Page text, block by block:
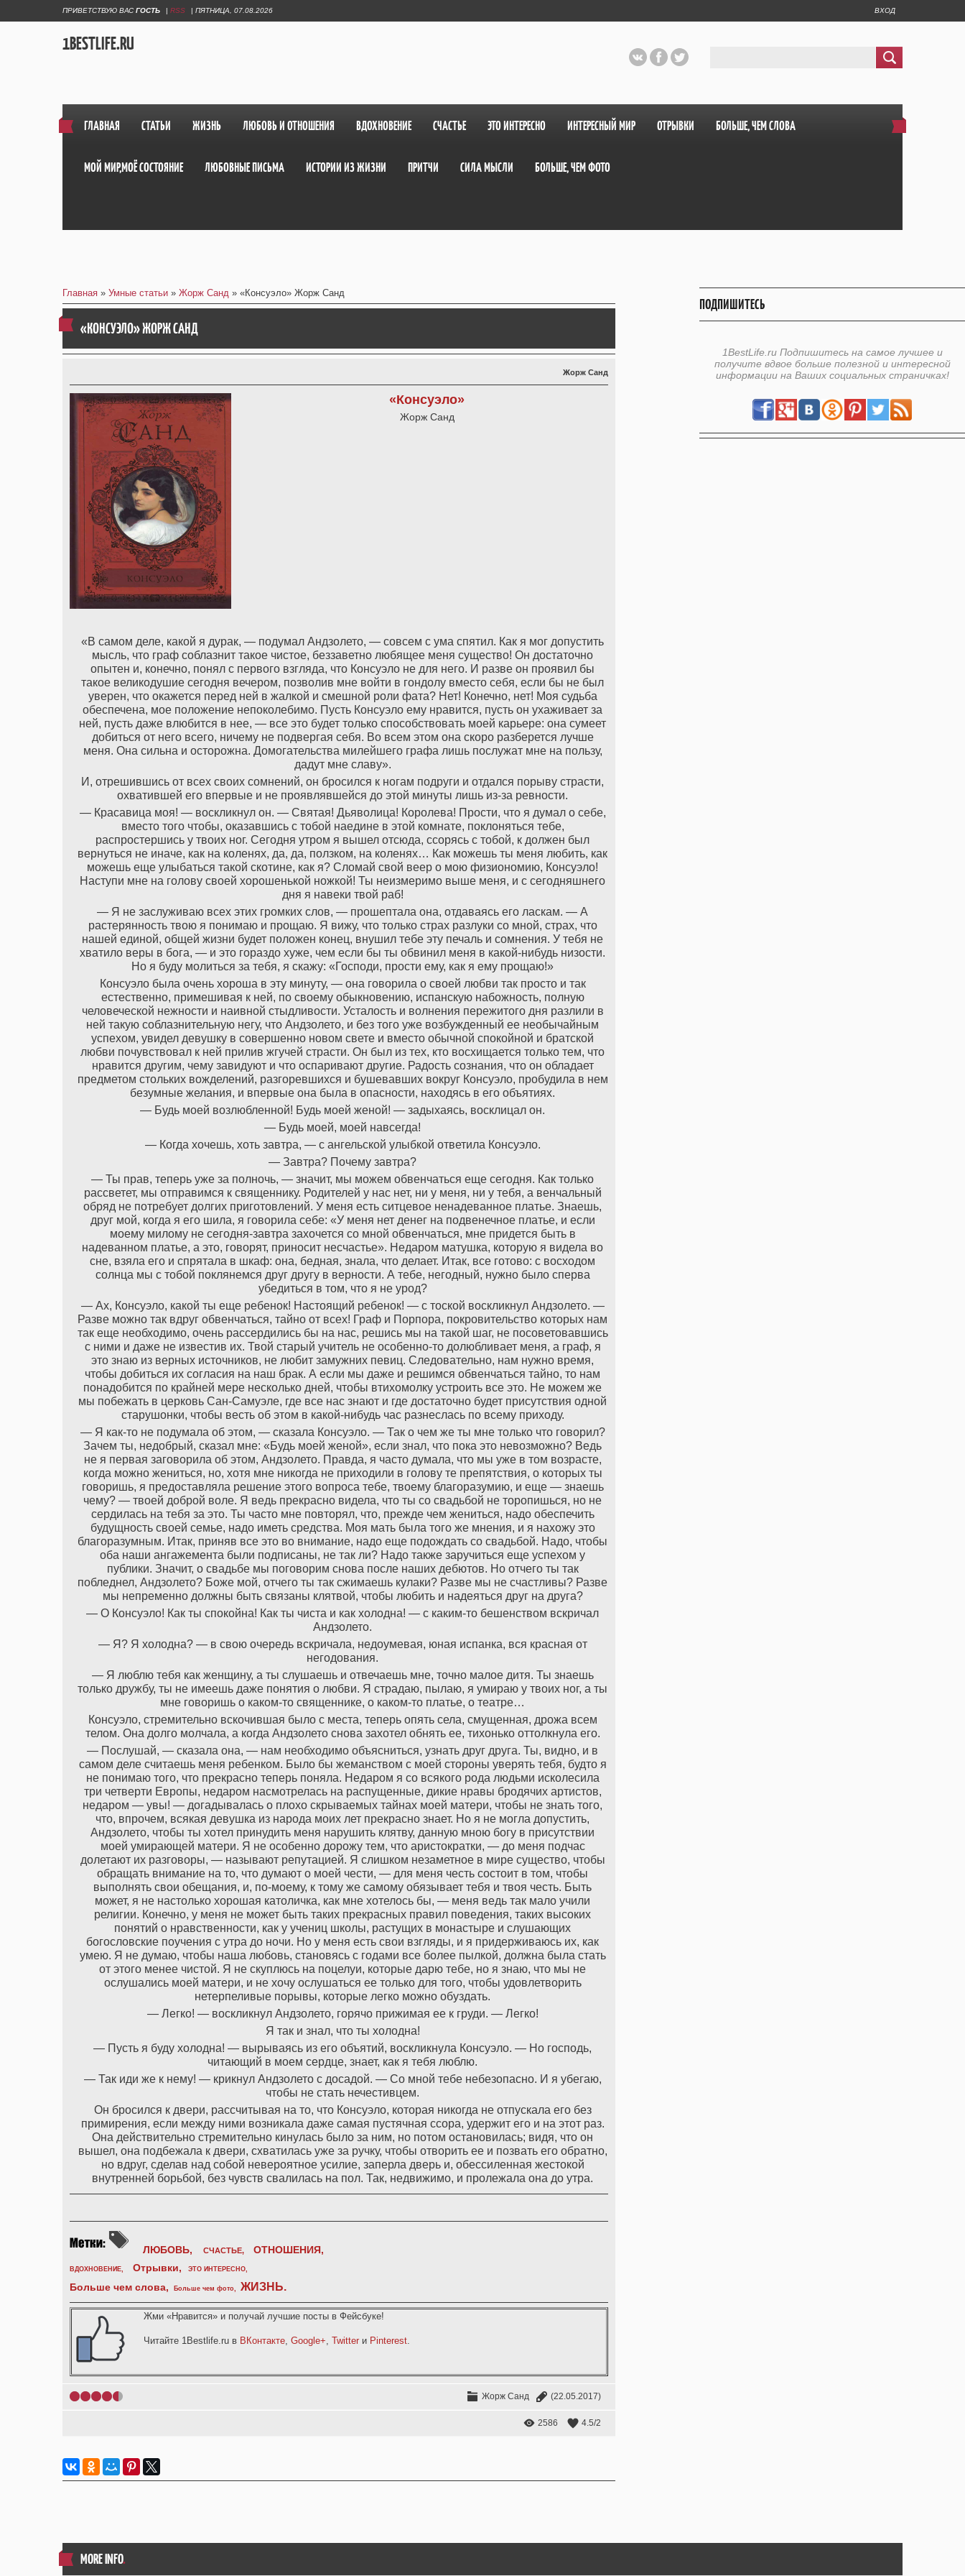
ПРИВЕТСТВУЮ ВАС ГОСТЬ | RSS | ПЯТНИЦА, 07.08.2026 ВХОД
1BESTLIFE.RU
ГЛАВНАЯ СТАТЬИ ЖИЗНЬ ЛЮБОВЬ И ОТНОШЕНИЯ ВДОХНОВЕНИЕ СЧАСТЬЕ ЭТО ИНТЕРЕСНО ИНТЕРЕСНЫЙ МИР ОТРЫВКИ БОЛЬШЕ, ЧЕМ СЛОВА
МОЙ МИР,МОЁ СОСТОЯНИЕ ЛЮБОВНЫЕ ПИСЬМА ИСТОРИИ ИЗ ЖИЗНИ ПРИТЧИ СИЛА МЫСЛИ БОЛЬШЕ, ЧЕМ ФОТО
Главная » Умные статьи » Жорж Санд » «Консуэло» Жорж Санд
«КОНСУЭЛО» ЖОРЖ САНД
Жорж Санд
«Консуэло»
Жорж Санд
«В самом деле, какой я дурак, — подумал Андзолето, — совсем с ума спятил. Как я мог допустить
мысль, что граф соблазнит такое чистое, беззаветно любящее меня существо! Он достаточно
опытен и, конечно, понял с первого взгляда, что Консуэло не для него. И разве он проявил бы
такое великодушие сегодня вечером, позволив мне войти в гондолу вместо себя, если бы не был
уверен, что окажется перед ней в жалкой и смешной роли фата? Нет! Конечно, нет! Моя судьба
обеспечена, мое положение непоколебимо. Пусть Консуэло ему нравится, пусть он ухаживает за
ней, пусть даже влюбится в нее, — все это будет только способствовать моей карьере: она сумеет
добиться от него всего, ничему не подвергая себя. Во всем этом она скоро разберется лучше
меня. Она сильна и осторожна. Домогательства милейшего графа лишь послужат мне на пользу,
дадут мне славу».
И, отрешившись от всех своих сомнений, он бросился к ногам подруги и отдался порыву страсти,
охватившей его впервые и не проявлявшейся до этой минуты лишь из-за ревности.
— Красавица моя! — воскликнул он. — Святая! Дьяволица! Королева! Прости, что я думал о себе,
вместо того чтобы, оказавшись с тобой наедине в этой комнате, поклоняться тебе,
распростершись у твоих ног. Сегодня утром я вышел отсюда, ссорясь с тобой, к должен был
вернуться не иначе, как на коленях, да, да, ползком, на коленях… Как можешь ты меня любить, как
можешь еще улыбаться такой скотине, как я? Сломай свой веер о мою физиономию, Консуэло!
Наступи мне на голову своей хорошенькой ножкой! Ты неизмеримо выше меня, и с сегодняшнего
дня я навеки твой раб!
— Я не заслуживаю всех этих громких слов, — прошептала она, отдаваясь его ласкам. — А
растерянность твою я понимаю и прощаю. Я вижу, что только страх разлуки со мной, страх, что
нашей единой, общей жизни будет положен конец, внушил тебе эту печаль и сомнения. У тебя не
хватило веры в бога, — и это гораздо хуже, чем если бы ты обвинил меня в какой-нибудь низости.
Но я буду молиться за тебя, я скажу: «Господи, прости ему, как я ему прощаю!»
Консуэло была очень хороша в эту минуту, — она говорила о своей любви так просто и так
естественно, примешивая к ней, по своему обыкновению, испанскую набожность, полную
человеческой нежности и наивной стыдливости. Усталость и волнения пережитого дня разлили в
ней такую соблазнительную негу, что Андзолето, и без того уже возбужденный ее необычайным
успехом, увидел девушку в совершенно новом свете и вместо обычной спокойной и братской
любви почувствовал к ней прилив жгучей страсти. Он был из тех, кто восхищается только тем, что
нравится другим, чему завидуют и что оспаривают другие. Радость сознания, что он обладает
предметом стольких вожделений, разгоревшихся и бушевавших вокруг Консуэло, пробудила в нем
безумные желания, и впервые она была в опасности, находясь в его объятиях.
— Будь моей возлюбленной! Будь моей женой! — задыхаясь, восклицал он.
— Будь моей, моей навсегда!
— Когда хочешь, хоть завтра, — с ангельской улыбкой ответила Консуэло.
— Завтра? Почему завтра?
— Ты прав, теперь уже за полночь, — значит, мы можем обвенчаться еще сегодня. Как только
рассветет, мы отправимся к священнику. Родителей у нас нет, ни у меня, ни у тебя, а венчальный
обряд не потребует долгих приготовлений. У меня есть ситцевое ненадеванное платье. Знаешь,
друг мой, когда я его шила, я говорила себе: «У меня нет денег на подвенечное платье, и если
моему милому не сегодня-завтра захочется со мной обвенчаться, мне придется быть в
надеванном платье, а это, говорят, приносит несчастье». Недаром матушка, которую я видела во
сне, взяла его и спрятала в шкаф: она, бедная, знала, что делает. Итак, все готово: с восходом
солнца мы с тобой поклянемся друг другу в верности. А тебе, негодный, нужно было сперва
убедиться в том, что я не урод?
— Ах, Консуэло, какой ты еще ребенок! Настоящий ребенок! — с тоской воскликнул Андзолето. —
Разве можно так вдруг обвенчаться, тайно от всех! Граф и Порпора, покровительство которых нам
так еще необходимо, очень рассердились бы на нас, решись мы на такой шаг, не посоветовавшись
с ними и даже не известив их. Твой старый учитель не особенно-то долюбливает меня, а граф, я
это знаю из верных источников, не любит замужних певиц. Следовательно, нам нужно время,
чтобы добиться их согласия на наш брак. А если мы даже и решимся обвенчаться тайно, то нам
понадобится по крайней мере несколько дней, чтобы втихомолку устроить все это. Не можем же
мы побежать в церковь Сан-Самуэле, где все нас знают и где достаточно будет присутствия одной
старушонки, чтобы весть об этом в какой-нибудь час разнеслась по всему приходу.
— Я как-то не подумала об этом, — сказала Консуэло. — Так о чем же ты мне только что говорил?
Зачем ты, недобрый, сказал мне: «Будь моей женой», если знал, что пока это невозможно? Ведь
не я первая заговорила об этом, Андзолето. Правда, я часто думала, что мы уже в том возрасте,
когда можно жениться, но, хотя мне никогда не приходили в голову те препятствия, о которых ты
говоришь, я предоставляла решение этого вопроса тебе, твоему благоразумию, и еще — знаешь
чему? — твоей доброй воле. Я ведь прекрасно видела, что ты со свадьбой не торопишься, но не
сердилась на тебя за это. Ты часто мне повторял, что, прежде чем жениться, надо обеспечить
будущность своей семье, надо иметь средства. Моя мать была того же мнения, и я нахожу это
благоразумным. Итак, приняв все это во внимание, надо еще подождать со свадьбой. Надо, чтобы
оба наши ангажемента были подписаны, не так ли? Надо также заручиться еще успехом у
публики. Значит, о свадьбе мы поговорим снова после наших дебютов. Но отчего ты так
побледнел, Андзолето? Боже мой, отчего ты так сжимаешь кулаки? Разве мы не счастливы? Разве
мы непременно должны быть связаны клятвой, чтобы любить и надеяться друг на друга?
— О Консуэло! Как ты спокойна! Как ты чиста и как холодна! — с каким-то бешенством вскричал
Андзолето.
— Я? Я холодна? — в свою очередь вскричала, недоумевая, юная испанка, вся красная от
негодования.
— Я люблю тебя как женщину, а ты слушаешь и отвечаешь мне, точно малое дитя. Ты знаешь
только дружбу, ты не имеешь даже понятия о любви. Я страдаю, пылаю, я умираю у твоих ног, а ты
мне говоришь о каком-то священнике, о каком-то платье, о театре…
Консуэло, стремительно вскочившая было с места, теперь опять села, смущенная, дрожа всем
телом. Она долго молчала, а когда Андзолето снова захотел обнять ее, тихонько оттолкнула его.
— Послушай, — сказала она, — нам необходимо объясниться, узнать друг друга. Ты, видно, и в
самом деле считаешь меня ребенком. Было бы жеманством с моей стороны уверять тебя, будто я
не понимаю того, что прекрасно теперь поняла. Недаром я со всякого рода людьми исколесила
три четверти Европы, недаром насмотрелась на распущенные, дикие нравы бродячих артистов,
недаром — увы! — догадывалась о плохо скрываемых тайнах моей матери, чтобы не знать того,
что, впрочем, всякая девушка из народа моих лет прекрасно знает. Но я не могла допустить,
Андзолето, чтобы ты хотел принудить меня нарушить клятву, данную мною богу в присутствии
моей умирающей матери. Я не особенно дорожу тем, что аристократки, — до меня подчас
долетают их разговоры, — называют репутацией. Я слишком незаметное в мире существо, чтобы
обращать внимание на то, что думают о моей чести, — для меня честь состоит в том, чтобы
выполнять свои обещания, и, по-моему, к тому же самому обязывает тебя и твоя честь. Быть
может, я не настолько хорошая католичка, как мне хотелось бы, — меня ведь так мало учили
религии. Конечно, у меня не может быть таких прекрасных правил поведения, таких высоких
понятий о нравственности, как у учениц школы, растущих в монастыре и слушающих
богословские поучения с утра до ночи. Но у меня есть свои взгляды, и я придерживаюсь их, как
умею. Я не думаю, чтобы наша любовь, становясь с годами все более пылкой, должна была стать
от этого менее чистой. Я не скуплюсь на поцелуи, которые дарю тебе, но я знаю, что мы не
ослушались моей матери, и не хочу ослушаться ее только для того, чтобы удовлетворить
нетерпеливые порывы, которые легко можно обуздать.
— Легко! — воскликнул Андзолето, горячо прижимая ее к груди. — Легко!
Я так и знал, что ты холодна!
— Пусть я буду холодна! — вырываясь из его объятий, воскликнула Консуэло. — Но господь,
читающий в моем сердце, знает, как я тебя люблю.
— Так иди же к нему! — крикнул Андзолето с досадой. — Со мной тебе небезопасно. И я убегаю,
чтобы не стать нечестивцем.
Он бросился к двери, рассчитывая на то, что Консуэло, которая никогда не отпускала его без
примирения, если между ними возникала даже самая пустячная ссора, удержит его и на этот раз.
Она действительно стремительно кинулась было за ним, но потом остановилась; видя, что он
вышел, она подбежала к двери, схватилась уже за ручку, чтобы отворить ее и позвать его обратно,
но вдруг, сделав над собой невероятное усилие, заперла дверь и, обессиленная жестокой
внутренней борьбой, без чувств свалилась на пол. Так, недвижимо, и пролежала она до утра.
ЛЮБОВЬ, СЧАСТЬЕ, ОТНОШЕНИЯ,
ВДОХНОВЕНИЕ, Отрывки, ЭТО ИНТЕРЕСНО,
Больше чем слова, Больше чем фото, ЖИЗНЬ.
Жми «Нравится» и получай лучшие посты в Фейсбуке!
Читайте 1Bestlife.ru в ВКонтакте, Google+, Twitter и Pinterest.
1 2 3 4 Жорж Санд (22.05.2017)
2586 4.5/2
ПОДПИШИТЕСЬ
1BestLife.ru Подпишитесь на самое лучшее и
получите вдвое больше полезной и интересной
информации на Ваших социальных страничках!
MORE INFO.